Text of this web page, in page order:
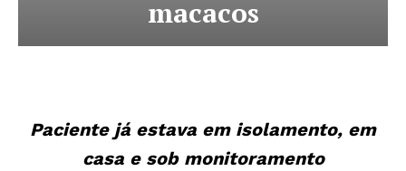
macacos
Paciente já estava em isolamento, em
casa e sob monitoramento